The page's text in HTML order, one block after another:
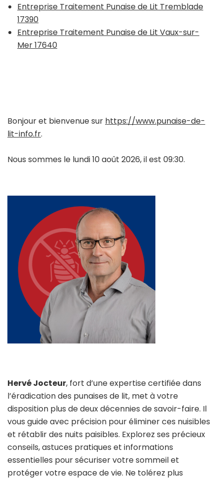
Entreprise Traitement Punaise de Lit Tremblade
17390
Entreprise Traitement Punaise de Lit Vaux-sur-
Mer 17640
Bonjour et bienvenue sur https://www.punaise-de-
lit-info.fr.
Nous sommes le lundi 10 août 2026, il est 09:30.
Hervé Jocteur, fort d’une expertise certifiée dans
l’éradication des punaises de lit, met à votre
disposition plus de deux décennies de savoir-faire. Il
vous guide avec précision pour éliminer ces nuisibles
et rétablir des nuits paisibles. Explorez ses précieux
conseils, astuces pratiques et informations
essentielles pour sécuriser votre sommeil et
protéger votre espace de vie. Ne tolérez plus